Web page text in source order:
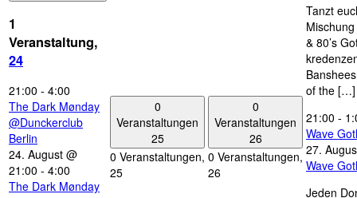
1
Veranstaltung,
24
21:00 - 4:00
The Dark Mønday
@Dunckerclub
Berlin
24. August @
21:00 - 4:00
The Dark Mønday
0
Veranstaltungen
25
0 Veranstaltungen,
25
0
Veranstaltungen
26
0 Veranstaltungen,
26
Tanzt
& 80’s
of the […]
21:00 -
Wave
27.
Wave
Jeden